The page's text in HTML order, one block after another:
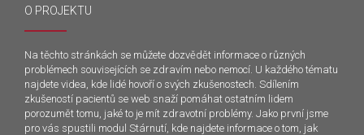
O PROJEKTU
Na těchto stránkách se můžete dozvědět informace o různých
problémech souvisejících se zdravím nebo nemocí. U každého tématu
najdete videa, kde lidé hovoří o svých zkušenostech. Sdílením
zkušeností pacientů se web snaží pomáhat ostatním lidem
porozumět tomu, jaké to je mít zdravotní problémy. Jako první jsme
pro vás spustili modul Stárnutí, kde najdete informace o tom, jak